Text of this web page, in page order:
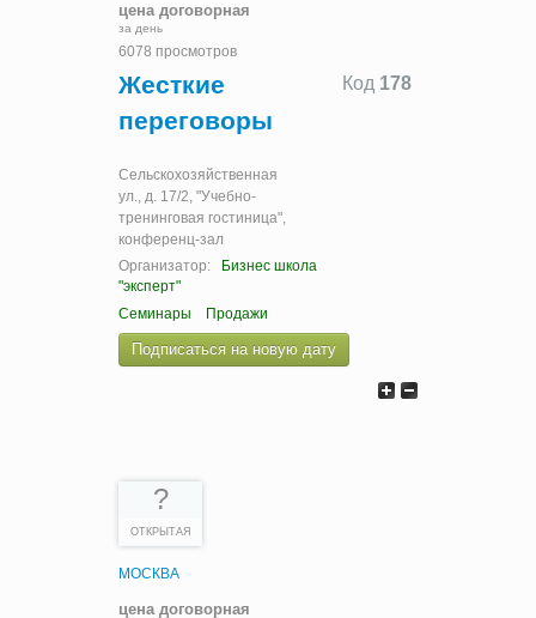
цена договорная
за день
6078 просмотров
Код 178
Жесткие
переговоры
Сельскохозяйственная
ул., д. 17/2, "Учебно-
тренинговая гостиница",
конференц-зал
Организатор:
Бизнес школа
"эксперт"
Семинары
Продажи
Подписаться на новую дату
?
ОТКРЫТАЯ
МОСКВА
цена договорная